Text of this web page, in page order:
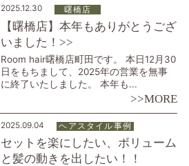
2025.12.30 曙橋店
【曙橋店】本年もありがとうござ
いました！>>
Room hair曙橋店町田です。 本日12月30
日をもちまして、2025年の営業を無事
に終了いたしました。 本年も...
>>MORE
2025.09.04 ヘアスタイル事例
セットを楽にしたい、ボリューム
と髪の動きを出したい！！